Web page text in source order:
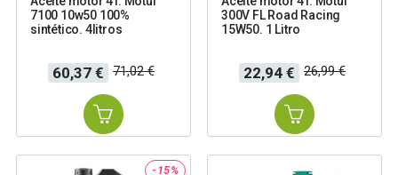
7100 10w50 100%
sintético. 4litros
Precio
60,37 €
Precio
base
71,02 €
300V FL Road Racing
15W50. 1 Litro
Precio
22,94 €
Precio
base
26,99 €
-15%